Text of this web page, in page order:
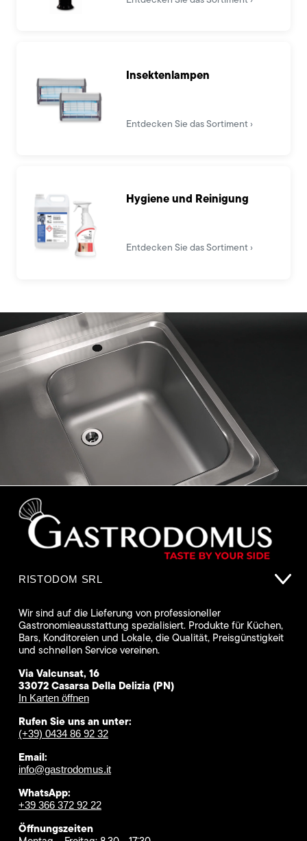
Insektenlampen
Entdecken Sie das Sortiment
Hygiene und Reinigung
Entdecken Sie das Sortiment
RISTODOM SRL
Wir sind auf die Lieferung von professioneller
Gastronomieausstattung spezialisiert. Produkte für Küchen,
Bars, Konditoreien und Lokale, die Qualität, Preisgünstigkeit
und schnellen Service vereinen.
Via Valcunsat, 16
33072 Casarsa Della Delizia (PN)
In Karten öffnen
Rufen Sie uns an unter:
(+39) 0434 86 92 32
Email:
info@gastrodomus.it
WhatsApp:
+39 366 372 92 22
Öffnungszeiten